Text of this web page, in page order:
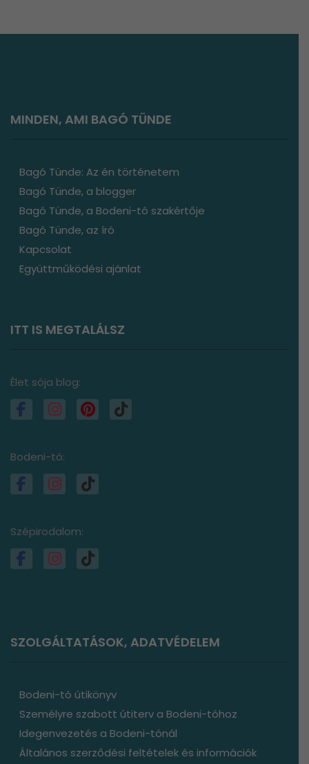
MINDEN, AMI BAGÓ TÜNDE
Bagó Tünde: Az én történetem
Bagó Tünde, a blogger
Bagó Tünde, a Bodeni-tó szakértője
Bagó Tünde, az író
Kapcsolat
Együttműködési ajánlat
ITT IS MEGTALÁLSZ
Élet sója blog:
Bodeni-tó:
Szépirodalom:
SZOLGÁLTATÁSOK, ADATVÉDELEM
Bodeni-tó útikönyv
Személyre szabott útiterv a Bodeni-tóhoz
Idegenvezetés a Bodeni-tónál
Általános szerződési feltételek és információk